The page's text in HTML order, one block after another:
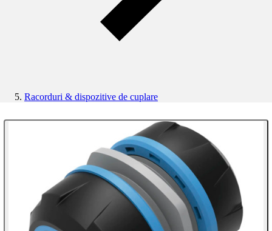
Racorduri & dispozitive de cuplare